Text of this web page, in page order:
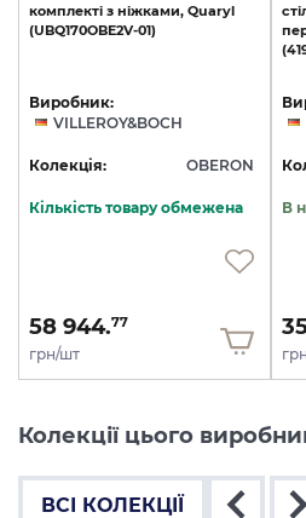
комплекті з ніжками, Quaryl
(UBQ170OBE2V-01)
Виробник:
VILLEROY&BOCH
Колекція: OBERON
Кількість товару обмежена
58 944.77
грн/шт
В
Колекції цього
ВСІ КОЛЕКЦІЇ